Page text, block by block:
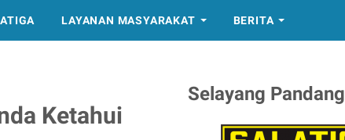
LAYANAN MASYARAKAT BERITA
Ketahui
Selayang Pandang